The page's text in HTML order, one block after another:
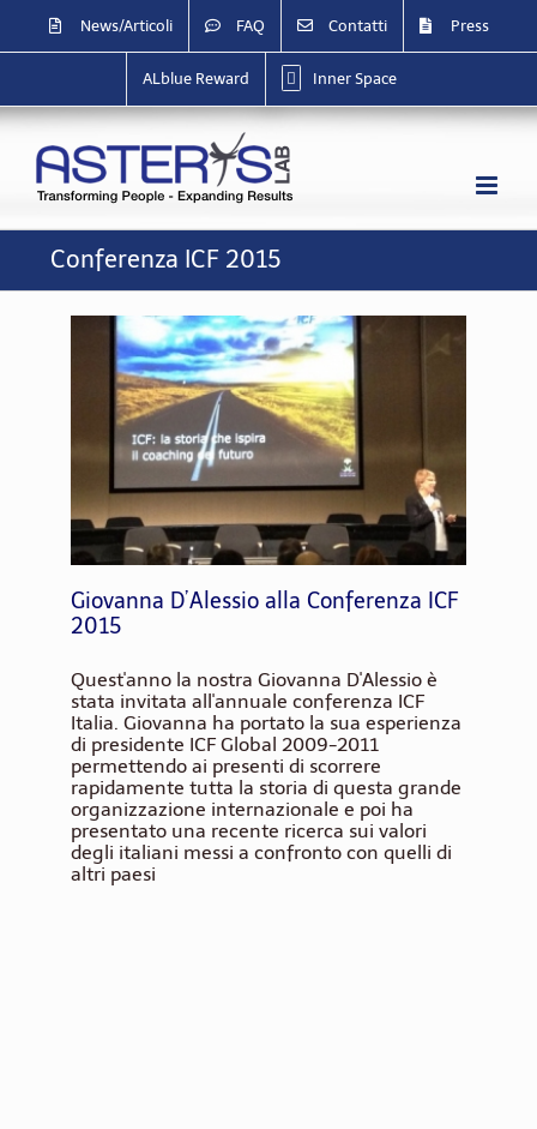
contenuto
News/Articoli FAQ Contatti Press
ALblue Reward Inner Space
Conferenza ICF 2015
Giovanna D’Alessio alla Conferenza ICF
2015
Quest'anno la nostra Giovanna D'Alessio è
stata invitata all'annuale conferenza ICF
Italia. Giovanna ha portato la sua esperienza
di presidente ICF Global 2009-2011
permettendo ai presenti di scorrere
rapidamente tutta la storia di questa grande
organizzazione internazionale e poi ha
presentato una recente ricerca sui valori
degli italiani messi a confronto con quelli di
altri paesi